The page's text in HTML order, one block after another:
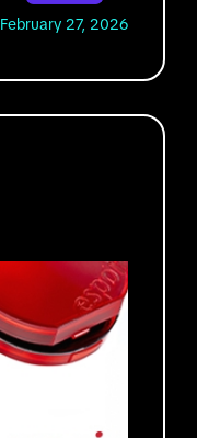
February 27, 2026